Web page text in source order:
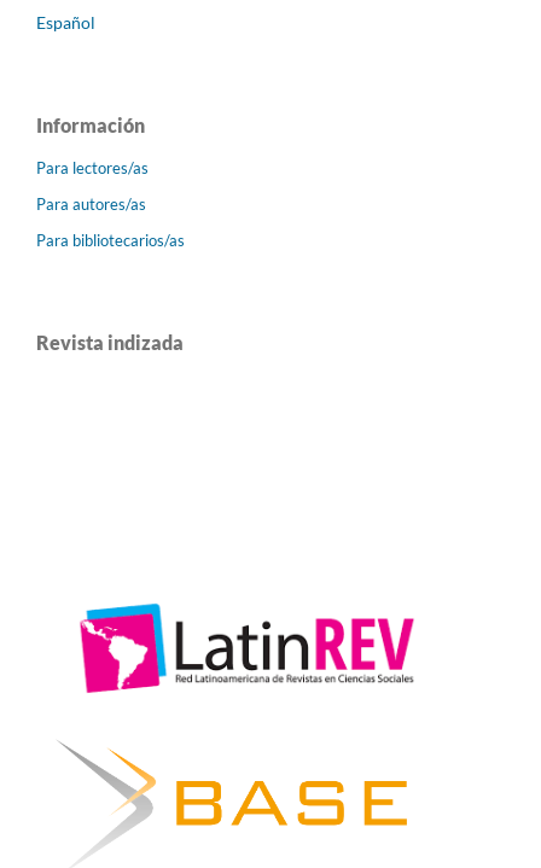
Español
Información
Para lectores/as
Para autores/as
Para bibliotecarios/as
Revista indizada